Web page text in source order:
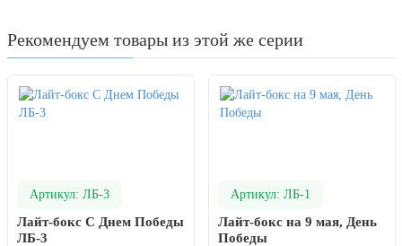
День ВМФ (последнее воскресенье
28 июля, День Крещения Руси
Рекомендуем товары из этой же серии
Артикул: ЛБ-3
Лайт-бокс С Днем Победы
ЛБ-3
Артикул: ЛБ-1
Лайт-бокс на 9 мая, День
Победы